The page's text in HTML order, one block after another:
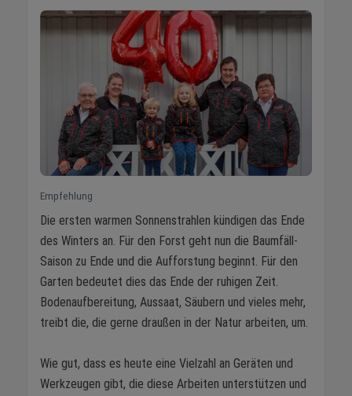
Empfehlung
Die ersten warmen Sonnenstrahlen kündigen das Ende
des Winters an. Für den Forst geht nun die Baumfäll-
Saison zu Ende und die Aufforstung beginnt. Für den
Garten bedeutet dies das Ende der ruhigen Zeit.
Bodenaufbereitung, Aussaat, Säubern und vieles mehr,
treibt die, die gerne draußen in der Natur arbeiten, um.
Wie gut, dass es heute eine Vielzahl an Geräten und
Werkzeugen gibt, die diese Arbeiten unterstützen und